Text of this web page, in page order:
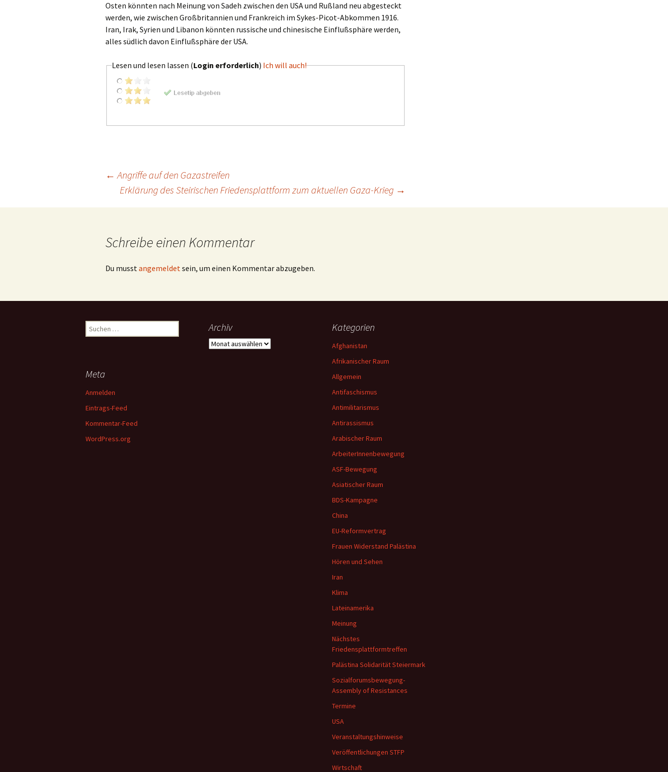
Osten könnten nach Meinung von Sadeh zwischen den USA und Rußland neu abgesteckt
werden, wie zwischen Großbritannien und Frankreich im Sykes-Picot-Abkommen 1916.
Iran, Irak, Syrien und Libanon könnten russische und chinesische Einflußsphäre werden,
alles südlich davon Einflußsphäre der USA.
Lesen und lesen lassen (Login erforderlich) Ich will auch!
Beitragsnavigation
← Angriffe auf den Gazastreifen
Erklärung des Steirischen Friedensplattform zum aktuellen Gaza-Krieg →
Schreibe einen Kommentar
Du musst angemeldet sein, um einen Kommentar abzugeben.
Suchen
nach:
Archiv
Archiv
Kategorien
Afghanistan
Afrikanischer Raum
Allgemein
Antifaschismus
Antimilitarismus
Antirassismus
Arabischer Raum
ArbeiterInnenbewegung
ASF-Bewegung
Asiatischer Raum
BDS-Kampagne
China
EU-Reformvertrag
Frauen Widerstand Palästina
Hören und Sehen
Iran
Klima
Lateinamerika
Meinung
Nächstes
Friedensplattformtreffen
Palästina Solidarität Steiermark
Sozialforumsbewegung-
Assembly of Resistances
Termine
USA
Veranstaltungshinweise
Veröffentlichungen STFP
Wirtschaft
Meta
Anmelden
Eintrags-Feed
Kommentar-Feed
WordPress.org